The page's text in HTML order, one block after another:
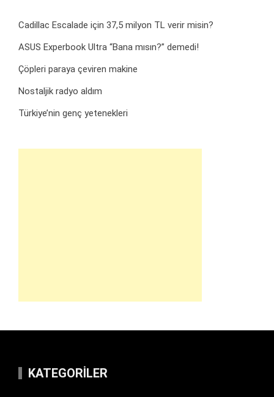
Cadillac Escalade için 37,5 milyon TL verir misin?
ASUS Experbook Ultra “Bana mısın?” demedi!
Çöpleri paraya çeviren makine
Nostaljik radyo aldım
Türkiye’nin genç yetenekleri
KATEGORILER